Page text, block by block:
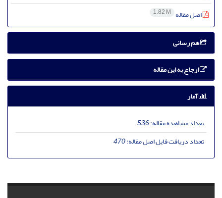
اصل مقاله 1.82 M
هم رسانی
ارجاع به این مقاله
آمار
تعداد مشاهده مقاله:536
تعداد دریافت فایل اصل مقاله:470